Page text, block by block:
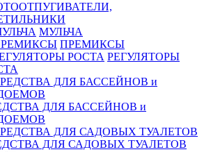
МУЛЬЧА
ПРЕМИКСЫ
РЕГУЛЯТОРЫ
ДЛЯ БАССЕЙНОВ и
ДЛЯ САДОВЫХ ТУАЛЕТОВ